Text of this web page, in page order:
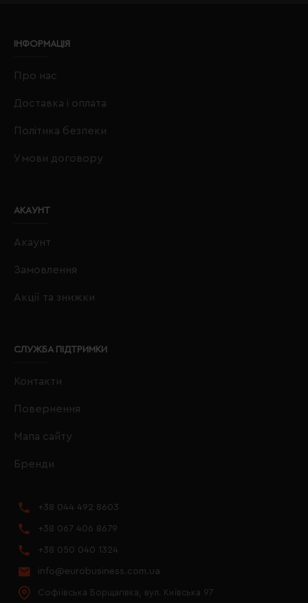
ІНФОРМАЦІЯ
Про нас
Доставка і оплата
Політика безпеки
Умови договору
АКАУНТ
Акаунт
Замовлення
Акції та знижки
СЛУЖБА ПІДТРИМКИ
Контакти
Повернення
Мапа сайту
Бренди
+38 044 492 8603
+38 067 406 8679
+38 050 040 1324
info@eurobusiness.com.ua
Софіївська Борщагівка, вул. Київська 97